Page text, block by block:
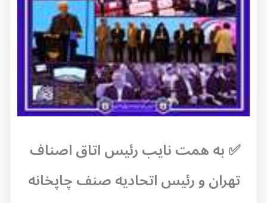
✅ به همت نایب رئیس اتاق اصناف
تهران و رئیس اتحادیه صنف چاپخانه